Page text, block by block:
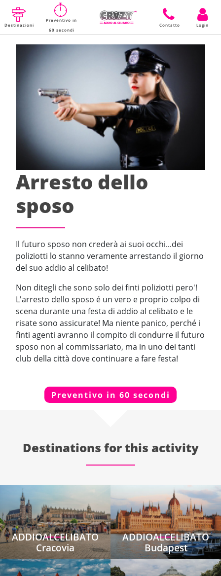
Destinazioni
Preventivo in
60 secondi
Contatto Login
Arresto dello
sposo
Il futuro sposo non crederà ai suoi occhi...dei
poliziotti lo stanno veramente arrestando il giorno
del suo addio al celibato!
Non ditegli che sono solo dei finti poliziotti pero'!
L'arresto dello sposo é un vero e proprio colpo di
scena durante una festa di addio al celibato e le
risate sono assicurate! Ma niente panico, perché i
finti agenti avranno il compito di condurre il futuro
sposo non al commissariato, ma in uno dei tanti
club della città dove continuare a fare festa!
Preventivo in 60 secondi
Destinations for this activity
ADDIOALCELIBATO
Cracovia
ADDIOALCELIBATO
Budapest